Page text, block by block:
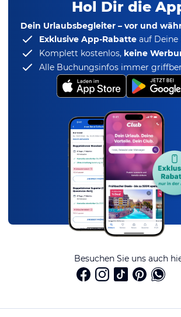
Hol Dir die
Dein Urlaubsbegleiter – vor und
Exklusive App-Rabatte auf
Komplett kostenlos, keine
Alle Buchungsinfos immer
Besuchen Sie uns auch